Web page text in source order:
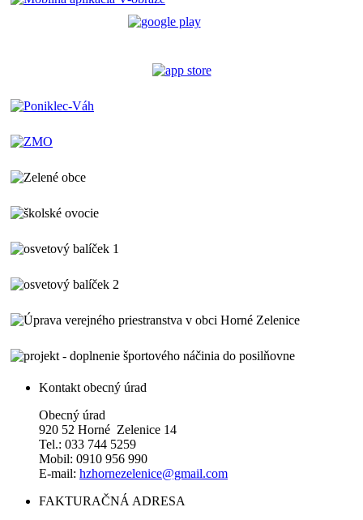
Kontakt obecný úrad
Obecný úrad
920 52 Horné Zelenice 14
Tel.: 033 744 5259
Mobil: 0910 956 990
E-mail: hzhornezelenice@gmail.com
FAKTURAČNÁ ADRESA